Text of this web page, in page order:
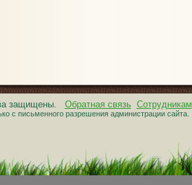
защищены. Обратная связь Сотрудникам
с письменного разрешения администрации сайта.